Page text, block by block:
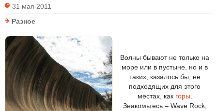
31 мая 2011
Разное
Волны бывают не только на
море или в пустыне, но и в
таких, казалось бы, не
подходящих для этого
местах, как горы
Знакомьтесь – Wave Rock,